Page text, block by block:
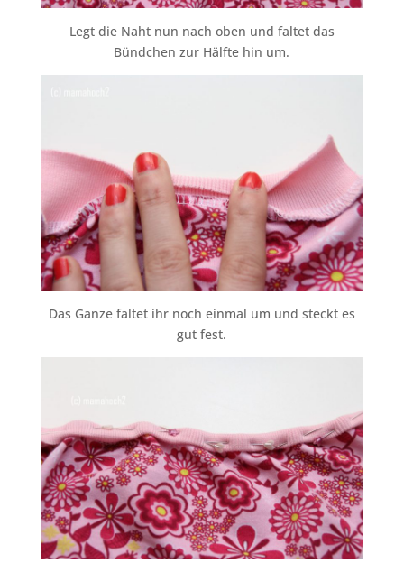
Legt die Naht nun nach oben und faltet das
Bündchen zur Hälfte hin um.
Das Ganze faltet ihr noch einmal um und steckt es
gut fest.